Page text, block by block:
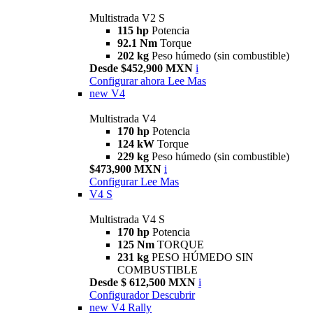
Multistrada V2 S
115 hp Potencia
92.1 Nm Torque
202 kg Peso húmedo (sin combustible)
Desde $452,900 MXN i
Configurar ahora Lee Mas
new V4
Multistrada V4
170 hp Potencia
124 kW Torque
229 kg Peso húmedo (sin combustible)
$473,900 MXN i
Configurar Lee Mas
V4 S
Multistrada V4 S
170 hp Potencia
125 Nm TORQUE
231 kg PESO HÚMEDO SIN
COMBUSTIBLE
Desde $ 612,500 MXN i
Configurador Descubrir
new V4 Rally